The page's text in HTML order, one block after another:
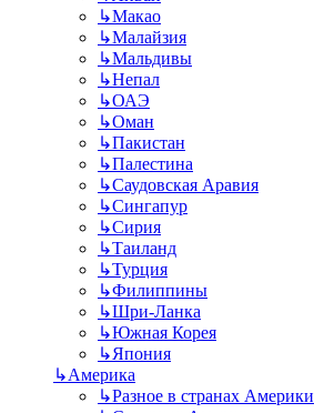
↳Макао
↳Малайзия
↳Мальдивы
↳Непал
↳ОАЭ
↳Оман
↳Пакистан
↳Палестина
↳Саудовская Аравия
↳Сингапур
↳Сирия
↳Таиланд
↳Турция
↳Филиппины
↳Шри-Ланка
↳Южная Корея
↳Япония
↳Америка
↳Разное в странах Америки